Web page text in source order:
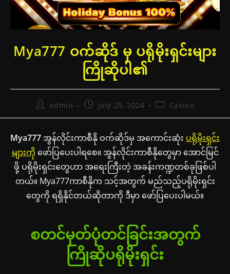
Mya777 ဝက်ဆိုဒ် မှ ပရိုမိုးရှင်းများ
ကြိုဆိုပါ၏
Postadmin
PostJuly 29, 2024
PostCasino
Mya777 အွန်လိုင်းကာစီနို ဝက်ဆိုဒ်မှ အကောင်းဆုံး ပရိုမိုးရှင်း
များကို ဖော်ပြပေးပါရစေ။ အွန်လိုင်းကာစီနိုတွေမှာ အောင်မြင်
ဖို့ ပရိုမိုးရှင်းတွေဟာ အရေးကြီးတဲ့ အခန်းကဏ္ဍတစ်ခုဖြစ်ပါ
တယ်။ Mya777ကာစီနိုက သင့်အတွက် မည်သည့်ပရိုမိုးရှင်း
တွေကို ရရှိနိုင်တယ်ဆိုတာကို ဒီမှာ ဖော်ပြပေးပါမယ်။
စတင်မှတ်ပုံတင်ခြင်းအတွက်
ကြိုဆိုပရိုမိုးရှင်း